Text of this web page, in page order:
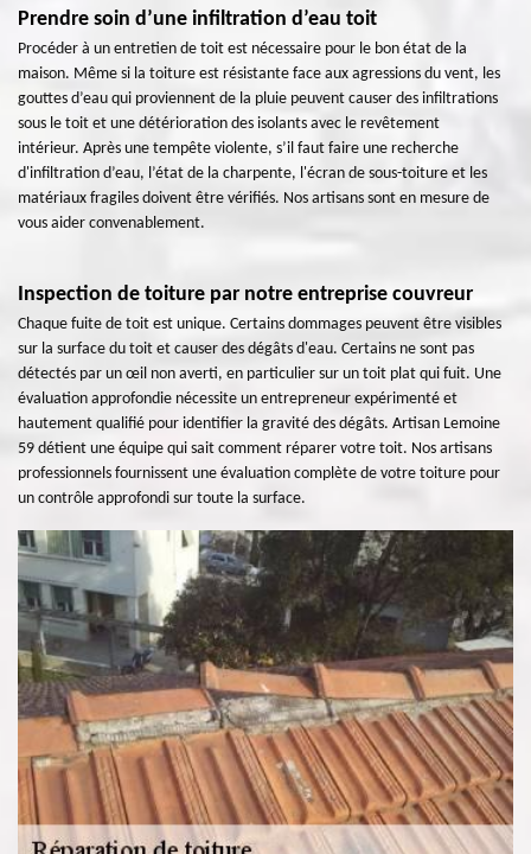
Prendre soin d’une infiltration d’eau toit
Procéder à un entretien de toit est nécessaire pour le bon état de la
maison. Même si la toiture est résistante face aux agressions du vent, les
gouttes d’eau qui proviennent de la pluie peuvent causer des infiltrations
sous le toit et une détérioration des isolants avec le revêtement
intérieur. Après une tempête violente, s’il faut faire une recherche
d'infiltration d’eau, l’état de la charpente, l'écran de sous-toiture et les
matériaux fragiles doivent être vérifiés. Nos artisans sont en mesure de
vous aider convenablement.
Inspection de toiture par notre entreprise couvreur
Chaque fuite de toit est unique. Certains dommages peuvent être visibles
sur la surface du toit et causer des dégâts d'eau. Certains ne sont pas
détectés par un œil non averti, en particulier sur un toit plat qui fuit. Une
évaluation approfondie nécessite un entrepreneur expérimenté et
hautement qualifié pour identifier la gravité des dégâts. Artisan Lemoine
59 détient une équipe qui sait comment réparer votre toit. Nos artisans
professionnels fournissent une évaluation complète de votre toiture pour
un contrôle approfondi sur toute la surface.